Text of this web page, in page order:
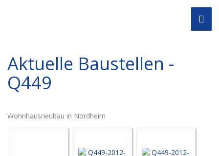
Aktuelle Baustellen -
Q449
Wohnhausneubau in Nordheim